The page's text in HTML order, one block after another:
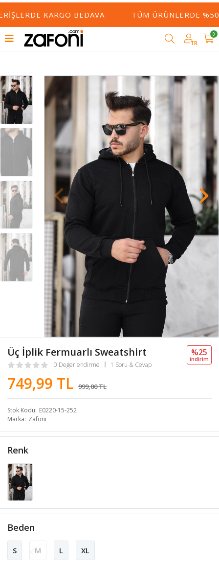
KARGO BEDAVA TÜM ÜRÜNLERDE
TR
0
Üç İplik Fermuarlı Sweatshirt
0 Değerlendirme 1 Soru & Cevap
749,99 TL 999,00 TL
%25
i̇ndi̇ri̇m
Stok Kodu E0220-15-252
Marka Zafoni
Renk
Beden
S M L XL